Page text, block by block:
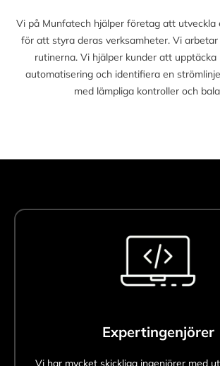
Vi på Munfatech hjälper företag att utveckla
för att styra deras verksamheter. Vi
rutinerna. Vi hjälper kunder att upptäcka
automatisering och identifiera en
med lämpliga kontroller och
Expertingenjörer
Vi har mycket skickliga ingenjörer med